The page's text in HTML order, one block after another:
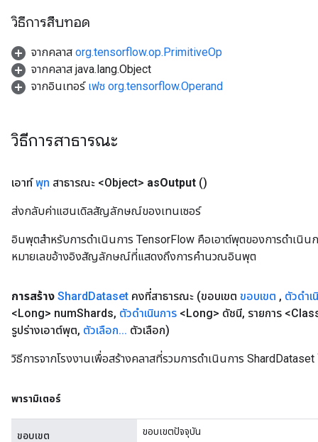
วิธีการสืบทอด
จากคลาส org.tensorflow.op.PrimitiveOp
จากคลาส java.lang.Object
จากอินเทอร์ เฟซ org.tensorflow.Operand
วิธีการสาธารณะ
เอาท์พุท สาธารณะ <Object> asOutput ()
ส่งกลับค่าแฮนเดิลสัญลักษณ์ของเทนเซอร์
อินพุตสำหรับการดำเนินการ TensorFlow คือเอาต์พุตของการดำเนิน
หมายเลขอ้างอิงสัญลักษณ์ที่แสดงถึงการคำนวณอินพุต
การสร้าง ShardDataset คงที่สาธารณะ (ขอบเขต ขอบเขต , ตัวดำเ
<Long> numShards, ตัวดำเนินการ <Long> ดัชนี, รายการ
รูปร่างเอาต์พุต, ตัวเลือก... ตัวเลือก)
วิธีการจากโรงงานเพื่อสร้างคลาสที่รวมการดำเนินการ ShardDataset
พารามิเตอร์
ขอบเขต ขอบเขตปัจจุบัน